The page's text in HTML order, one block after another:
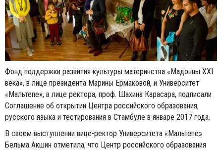
Фонд поддержки развития культуры материнства «Мадонны XXI
века», в лице президента Марины Ермаковой, и Университет
«Мальтепе», в лице ректора, проф. Шахина Карасара, подписали
Соглашение об открытии Центра российского образования,
русского языка и тестирования в Стамбуле в январе 2017 года.
В своем выступлении вице-ректор Университета «Мальтепе»
Бельма Акшин отметила, что Центр российского образования